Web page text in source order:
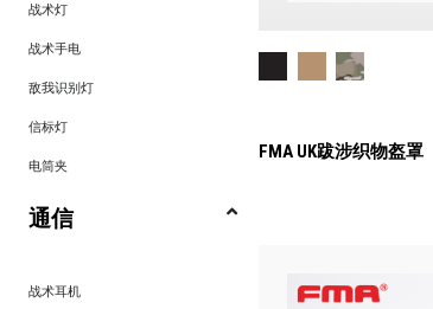
战术灯
战术手电
敌我识别灯
信标灯
电筒夹
通信
战术耳机
FMA UK跋涉织物盔罩